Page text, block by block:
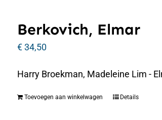
Berkovich, Elmar
€34,50
Harry Broekman, Madeleine Lim -
Toevoegen aan winkelwagen Details